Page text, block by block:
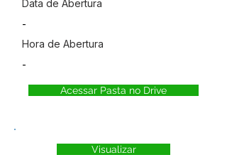
Data de Abertura
-
Hora de Abertura
-
Acessar Pasta no Drive
Visualizar